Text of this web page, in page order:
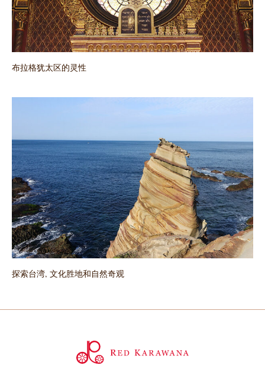
布拉格犹太区的灵性
探索台湾, 文化胜地和自然奇观